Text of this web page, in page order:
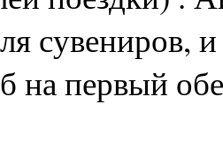
сувениров,
на первый